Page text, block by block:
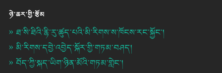
ཉེ་ཆར་གྱི་རྩོམ
ཐ་སི་ཐིའི་རྙི་རུ་ཚུད་པའི་མི་རིགས་ས་ཁོངས་རང་སྐྱོང་།
མི་རིགས་དབྱེ་འབྱེད་སྐོར་གྱི་གཏམ་བཤད།
བོད་ཀྱི་སྐད་ཡིག་ཉིན་མོའི་གཏམ་གླེང་།